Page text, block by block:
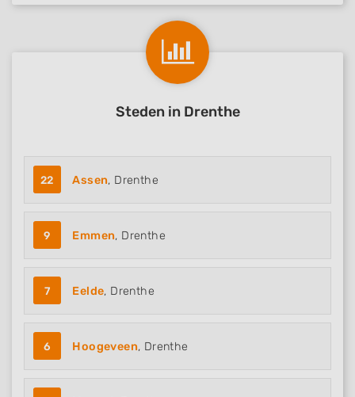
Steden in Drenthe
22 Assen, Drenthe
9 Emmen, Drenthe
7 Eelde, Drenthe
6 Hoogeveen, Drenthe